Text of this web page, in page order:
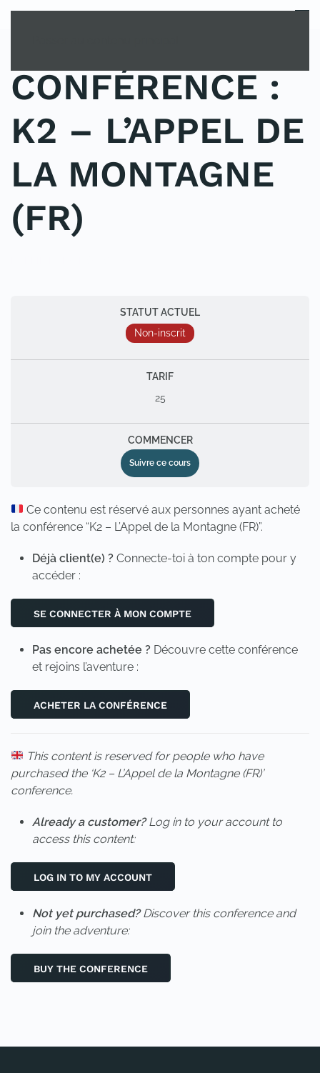
MENU
CONFÉRENCE :
K2 – L’APPEL DE
LA MONTAGNE
(FR)
STATUT ACTUEL
Non-inscrit
TARIF
25
COMMENCER
Suivre ce cours
Ce contenu est réservé aux personnes ayant acheté
la conférence “K2 – L’Appel de la Montagne (FR)”.
Déjà client(e) ? Connecte-toi à ton compte pour y
accéder :
SE CONNECTER À MON COMPTE
Pas encore achetée ? Découvre cette conférence
et rejoins l’aventure :
ACHETER LA CONFÉRENCE
This content is reserved for people who have
purchased the ‘K2 – L’Appel de la Montagne (FR)’
conference.
Already a customer?Log in to your account to
access this content:
LOG IN TO MY ACCOUNT
Not yet purchased?Discover this conference and
join the adventure:
BUY THE CONFERENCE